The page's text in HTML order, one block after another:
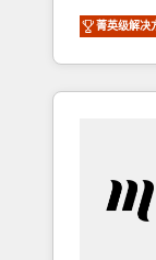
HubSpot Partner
Salesforce: We convert SFDC
HubSpot
aux vrais défis : •
avec
des données
Notre
HubSpot
菁英级解决